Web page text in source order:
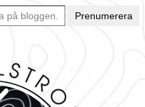
Prenumerera